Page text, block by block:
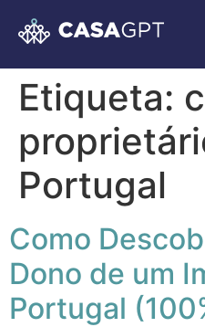
Etiqueta:
Portugal
Como
Dono de um
Portugal